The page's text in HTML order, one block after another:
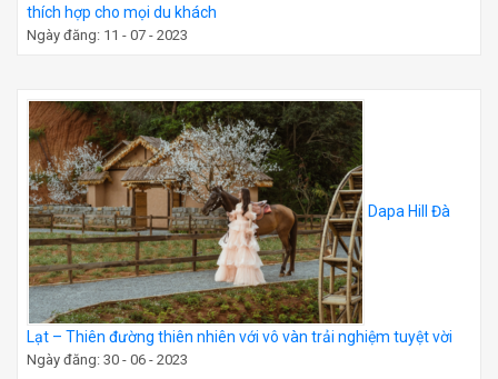
thích hợp cho mọi du khách
Ngày đăng: 11 - 07 - 2023
Dapa Hill Đà
Lạt – Thiên đường thiên nhiên với vô vàn trải nghiệm tuyệt vời
Ngày đăng: 30 - 06 - 2023